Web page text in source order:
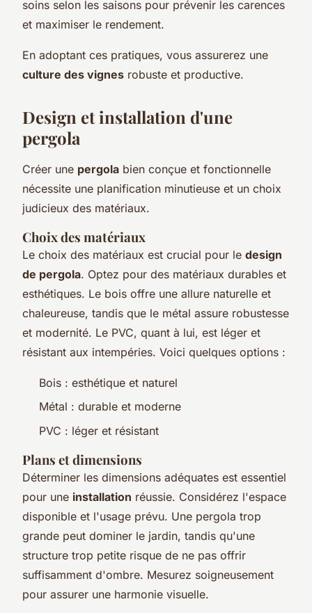
soins selon les saisons pour prévenir les carences
et maximiser le rendement.
En adoptant ces pratiques, vous assurerez une
culture des vignes robuste et productive.
Design et installation d'une
pergola
Créer une pergola bien conçue et fonctionnelle
nécessite une planification minutieuse et un choix
judicieux des matériaux.
Choix des matériaux
Le choix des matériaux est crucial pour le design
de pergola. Optez pour des matériaux durables et
esthétiques. Le bois offre une allure naturelle et
chaleureuse, tandis que le métal assure robustesse
et modernité. Le PVC, quant à lui, est léger et
résistant aux intempéries. Voici quelques options :
Bois : esthétique et naturel
Métal : durable et moderne
PVC : léger et résistant
Plans et dimensions
Déterminer les dimensions adéquates est essentiel
pour une installation réussie. Considérez l'espace
disponible et l'usage prévu. Une pergola trop
grande peut dominer le jardin, tandis qu'une
structure trop petite risque de ne pas offrir
suffisamment d'ombre. Mesurez soigneusement
pour assurer une harmonie visuelle.